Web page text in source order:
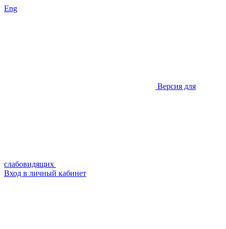
Eng
Версия для
слабовидящих
Вход в личный кабинет